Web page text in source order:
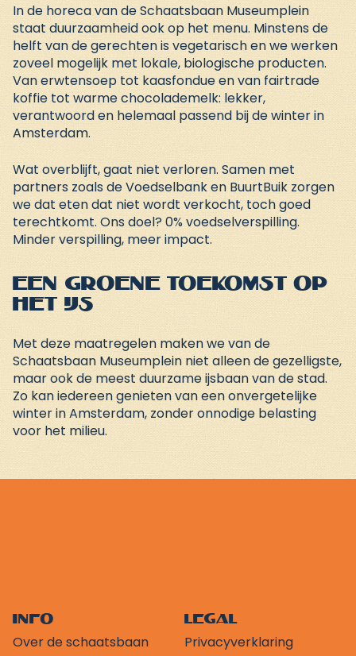
In de horeca van deSchaatsbaan Museumplein
staat duurzaamheid ook op het menu. Minstens de
helft van de gerechten is vegetarisch en we werken
zoveel mogelijk met lokale, biologische producten.
Van erwtensoep tot kaasfondue en van fairtrade
koffie tot warme chocolademelk: lekker,
verantwoord en helemaal passend bij de winter in
Amsterdam.
Wat overblijft, gaat niet verloren. Samen met
partners zoals de Voedselbank en BuurtBuik zorgen
we dat eten dat niet wordt verkocht, toch goed
terechtkomt. Ons doel?0% voedselverspilling.
Minder verspilling, meer impact.
Een groene toekomst op
het ijs
Met deze maatregelen maken we van de
Schaatsbaan Museumplein niet alleen de gezelligste,
maar ook de meest duurzame ijsbaan van de stad.
Zo kan iedereen genieten van een onvergetelijke
winter in Amsterdam, zonder onnodige belasting
voor het milieu.
Info
Over de schaatsbaan
Legal
Privacyverklaring